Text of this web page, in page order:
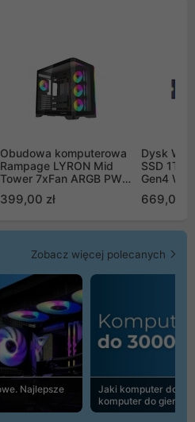
Obudowa komputerowa
Rampage LYRON Mid
Tower 7xFan ARGB PWM
399,00 zł
Dysk WD
SSD 1TB
Gen4
669,00
Zobacz więcej polecanych
Najlepsze
Jaki komputer do
komputer do gier |